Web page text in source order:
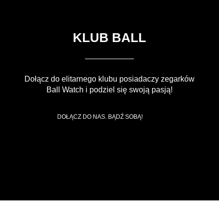
KLUB BALL
Dołącz do elitarnego klubu posiadaczy zegarków
Ball Watch i podziel się swoją pasją!
DOŁĄCZ DO NAS. BĄDŹ SOBĄ!